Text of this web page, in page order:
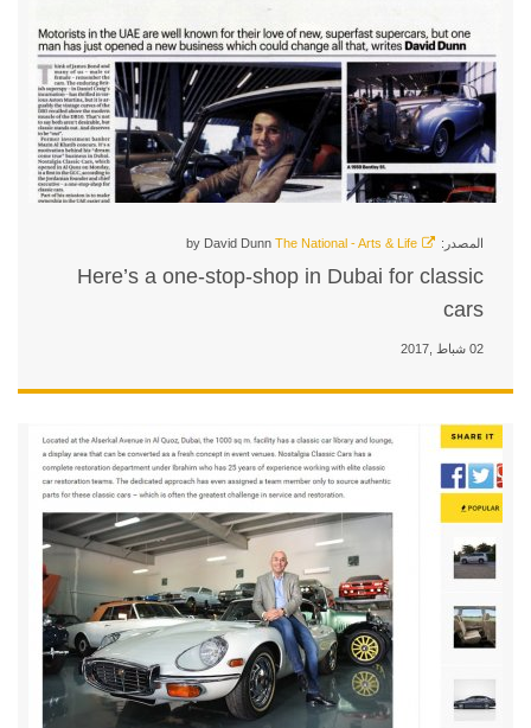
by David Dunn
Here’s a one-stop-shop